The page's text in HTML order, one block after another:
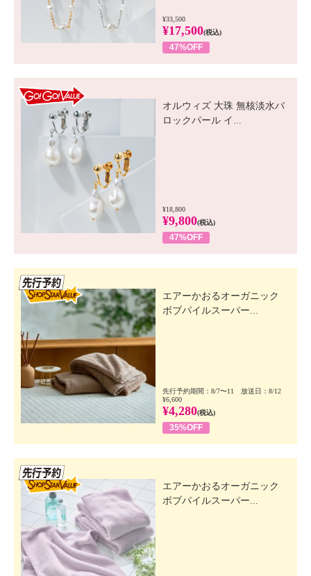
¥33,500
¥17,500(税込)
47%OFF
オルウィズ 大珠 無核淡水バ
ロックパール イ...
¥18,800
¥9,800(税込)
47%OFF
エアーかおるオーガニック
ボブパイルスーパー...
先行予約期間：8/7〜11 放送日：8/12
¥6,600
¥4,280(税込)
35%OFF
エアーかおるオーガニック
ボブパイルスーパー...